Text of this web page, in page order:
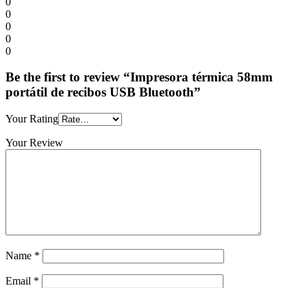
0
0
0
0
Be the first to review “Impresora térmica 58mm
portátil de recibos USB Bluetooth”
Your Rating
Your Review
Name *
Email *